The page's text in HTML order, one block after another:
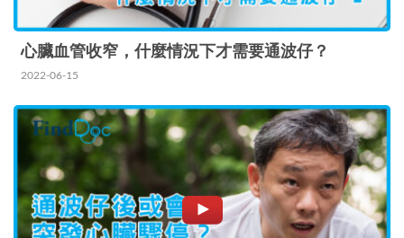
心臟血管收窄，什麼情況下才需要通波仔？
2022-06-15